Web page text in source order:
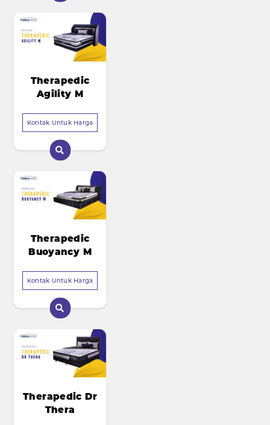
Therapedic
Agility M
Kontak Untuk Harga
Therapedic
Buoyancy M
Kontak Untuk Harga
Therapedic Dr
Thera